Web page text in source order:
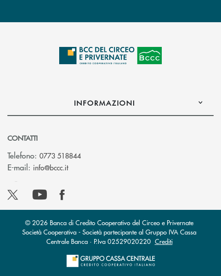
INFORMAZIONI
CONTATTI
Telefono: 0773 518844
E-mail: info@bccc.it(si apre l’app di posta elettronica)
© 2026 Banca di Credito Cooperativo del Circeo e Privernate
Società Cooperativa - Società partecipante al Gruppo IVA Cassa
Centrale Banca · P.Iva 02529020220 Crediti